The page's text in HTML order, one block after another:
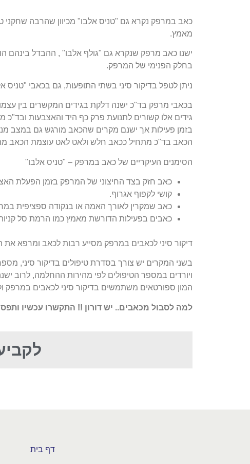
כאב במרפק נקרא גם "טניס אלבו" מכיוון שהרבה שחקני
מאמץ.
ישנו כאב מרפק שנקרא גם "גולף אלבו" , ההבדל
בחלק הפנימי של המרפק.
ניתן לטפל בדיקור סיני בשתי התופעות, גם בכאבי "טניס
בכאבי מרפק בד"כ ישנה דלקת בגידים המקשרים בין
גידים אלו קשורים לתנועת פרק כף היד והאצבעות
בזמן פעילות אך ישנם מקרים שהכאב מורגש גם במצב
הכאב בד"כ מתחיל ככאב חלש ולאט לאט עוצמת הכאב
הסימנים העיקריים של כאב במרפק – "טניס אלבו"
כאב חזק בצד החיצוני של המרפק בזמן הפעלת
קושי לקפוף אגרוף.
כאב שמקרין לאורך האמה או בנקודה ספציפית
כאבים בפעילות הדורשת מאמץ כמו הרמת סל
דיקור סיני לכאבים במרפק מסייע רבות לכאב ומרפא
בשני המקרים יש צורך בסדרת טיפולים בדיקור סיני,
ויורדים במספר הטיפולים לפי מהירות ההחלמה, לרוב
המון ספורטאים משתמשים בדיקור סיני לכאבים במרפק
למה לסבול מכאבים.. יש דורון !! התקשרו עכשיו
דף בית